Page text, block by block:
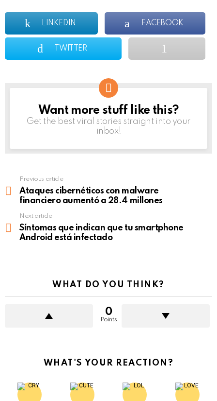
LINKEDIN FACEBOOK
TWITTER
NEWSLETTER
Want more stuff like this?
Get the best viral stories straight into your
inbox!
more
Previous article
Ataques cibernéticos con malware
financiero aumentó a 28.4 millones
Next article
Síntomas que indican que tu smartphone
Android está infectado
WHAT DO YOU THINK?
0
Points
WHAT'S YOUR REACTION?